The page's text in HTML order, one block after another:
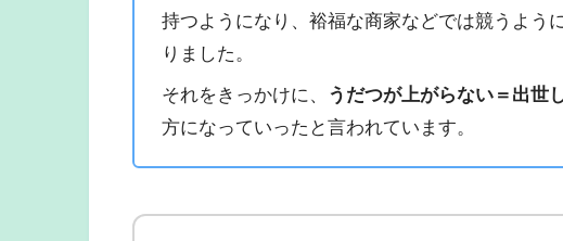
持つようになり、裕福な商家などでは競うよう
りました。
それをきっかけに、 うだつが上がらない＝出世
方になっていったと言われています。